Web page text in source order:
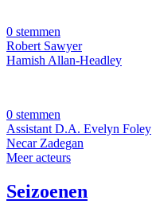
0 stemmen
Robert Sawyer
Hamish Allan-Headley
0 stemmen
Assistant D.A. Evelyn Foley
Necar Zadegan
Meer acteurs
Seizoenen